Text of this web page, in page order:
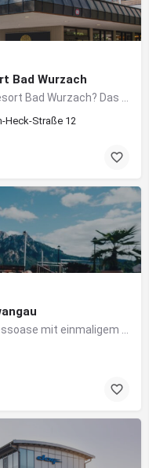
Bad Wurzach
Heck-Straße 12